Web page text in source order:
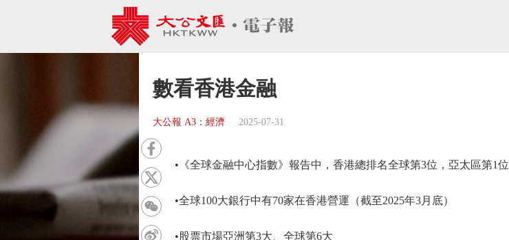
數看香港金融
大公報 A3：經濟 2025-07-31
•《全球金融中心指數》報告中，香港總排名全球第3位，亞太區第1位
•全球100大銀行中有70家在香港營運（截至2025年3月底）
•股票市場亞洲第3大、全球第6大